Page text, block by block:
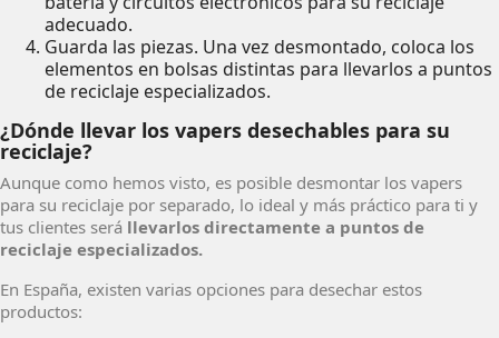
adecuado.
Guarda las piezas. Una vez desmontado, coloca los
elementos en bolsas distintas para llevarlos a puntos
de reciclaje especializados.
¿Dónde llevar los vapers desechables para su
reciclaje?
Aunque como hemos visto, es posible desmontar los vapers
para su reciclaje por separado, lo ideal y más práctico para ti y
tus clientes será llevarlos directamente a puntos de
reciclaje especializados.
En España, existen varias opciones para desechar estos
productos: